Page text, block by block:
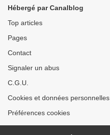
Hébergé par Canalblog
Top articles
Pages
Contact
Signaler un abus
C.G.U.
Cookies et données personnelles
Préférences cookies